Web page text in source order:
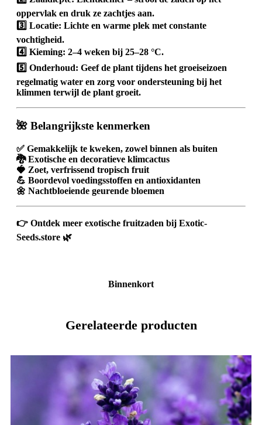
oppervlak en druk ze zachtjes aan.
3️⃣ Locatie: Lichte en warme plek met constante
vochtigheid.
4️⃣ Kieming: 2–4 weken bij 25–28 °C.
5️⃣ Onderhoud: Geef de plant tijdens het groeiseizoen
regelmatig water en zorg voor ondersteuning bij het
klimmen terwijl de plant groeit.
🌺 Belangrijkste kenmerken
✅ Gemakkelijk te kweken, zowel binnen als buiten
🐉 Exotische en decoratieve klimcactus
🍓 Zoet, verfrissend tropisch fruit
💪 Boordevol voedingsstoffen en antioxidanten
🌼 Nachtbloeiende geurende bloemen
👉 Ontdek meer exotische fruitzaden bij Exotic-
Seeds.store 🌿
Binnenkort
Gerelateerde producten